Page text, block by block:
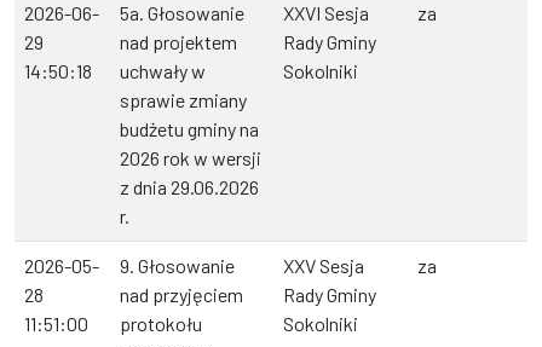
2026-06-
29
14:50:18
5a. Głosowanie
nad projektem
uchwały w
sprawie zmiany
budżetu gminy na
2026 rok w wersji
z dnia 29.06.2026
r.
XXVI Sesja
Rady Gminy
Sokolniki
za
2026-05-
28
11:51:00
9. Głosowanie
nad przyjęciem
protokołu
XXV Sesja
Rady Gminy
Sokolniki
za